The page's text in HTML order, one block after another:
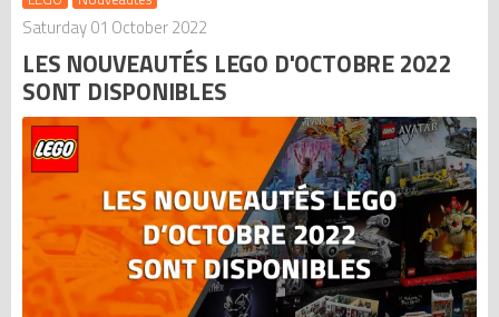
ACTUALITÉS
ASSOCIATIONS DE FANS
EXPOSITIONS LEGO
LEGO LES PLUS CHERS
DERNIERS LEGO AJOUTÉS
Saturday 01 October 2022
LES NOUVEAUTÉS LEGO D'OCTOBRE 2022
SONT DISPONIBLES